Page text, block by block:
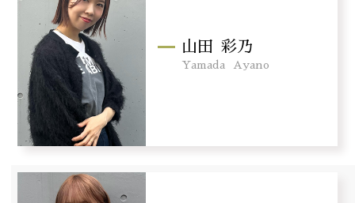
山田 彩乃
Yamada Ayano